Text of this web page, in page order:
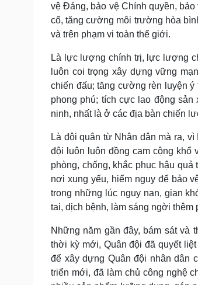
vệ Đảng, bảo vệ Chính quyền,
cố, tăng cường môi trường hòa
và trên phạm vi toàn thế giới.
Là lực lượng chính trị, lực lượng
luôn coi trọng xây dựng vững
chiến đấu; tăng cường rèn luyện
phong phú; tích cực lao động sản
ninh, nhất là ở các địa bàn chiến
Là đội quân từ Nhân dân mà ra,
đội luôn luôn đồng cam cộng
phòng, chống, khắc phục hậu
nơi xung yếu, hiểm nguy để bảo
trong những lúc nguy nan, gian
tai, dịch bệnh, làm sáng ngời
Những năm gần đây, bám sát và
thời kỳ mới, Quân đội đã quyết
để xây dựng Quân đội nhân dân
triển mới, đã làm chủ công nghệ